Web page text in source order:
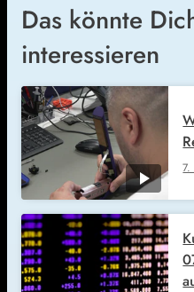
Das könnte
interessieren